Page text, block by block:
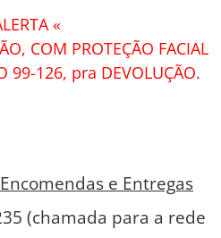
«
COM PROTEÇÃO FACIAL
99-126, pra DEVOLUÇÃO.
Encomendas e Entregas
(chamada para a rede